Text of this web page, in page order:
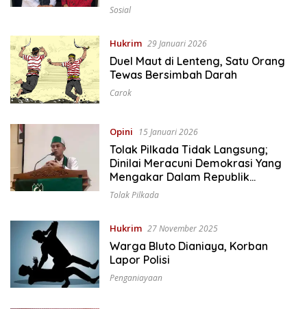
Sosial
Hukrim 29 Januari 2026
Duel Maut di Lenteng, Satu Orang
Tewas Bersimbah Darah
Carok
Opini 15 Januari 2026
Tolak Pilkada Tidak Langsung;
Dinilai Meracuni Demokrasi Yang
Mengakar Dalam Republik
Indonesia
Tolak Pilkada
Hukrim 27 November 2025
Warga Bluto Dianiaya, Korban
Lapor Polisi
Penganiayaan